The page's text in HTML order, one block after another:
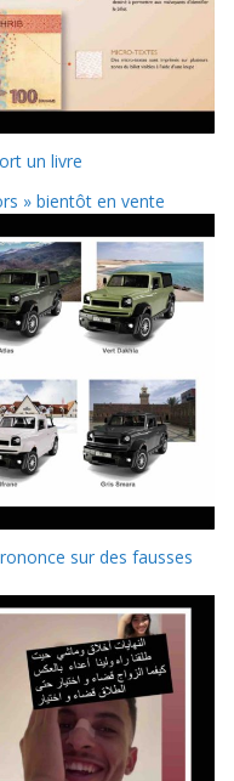
un livre
» bientôt en vente
sur des fausses